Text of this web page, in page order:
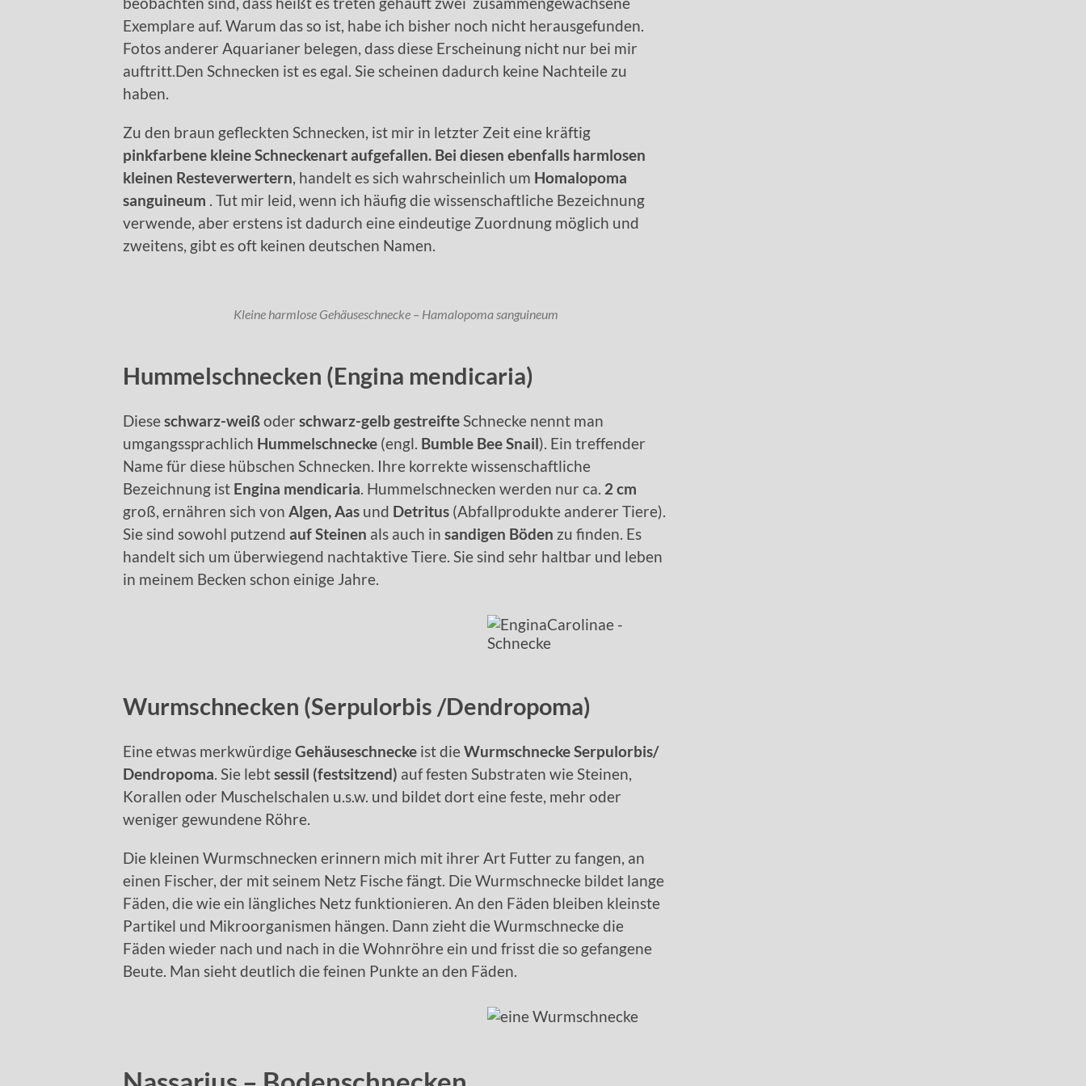
Exemplare auf. Warum das so ist, habe ich bisher noch nicht herausgefunden.
Fotos anderer Aquarianer belegen, dass diese Erscheinung nicht nur bei mir
auftritt.Den Schnecken ist es egal. Sie scheinen dadurch keine Nachteile zu
haben.
Zu den braun gefleckten Schnecken, ist mir in letzter Zeit eine kräftig
pinkfarbene kleine Schneckenart aufgefallen. Bei diesen ebenfalls harmlosen
kleinen Resteverwertern, handelt es sich wahrscheinlich um Homalopoma
sanguineum . Tut mir leid, wenn ich häufig die wissenschaftliche Bezeichnung
verwende, aber erstens ist dadurch eine eindeutige Zuordnung möglich und
zweitens, gibt es oft keinen deutschen Namen.
Kleine harmlose Gehäuseschnecke – Hamalopoma sanguineum
Hummelschnecken (Engina mendicaria)
Dieseschwarz-weißoder schwarz-gelb gestreifteSchnecke nennt man
umgangssprachlich Hummelschnecke (engl. Bumble Bee Snail). Ein treffender
Name für diese hübschen Schnecken. Ihre korrekte wissenschaftliche
Bezeichnung ist Engina mendicaria. Hummelschnecken werden nur ca. 2 cm
groß, ernähren sich von Algen, Aas und Detritus (Abfallprodukte anderer Tiere).
Sie sind sowohl putzend auf Steinen als auch in sandigen Böden zu finden. Es
handelt sich um überwiegend nachtaktive Tiere. Sie sind sehr haltbar und leben
in meinem Becken schon einige Jahre.
Wurmschnecken (Serpulorbis /Dendropoma)
Eine etwas merkwürdigeGehäuseschnecke ist dieWurmschneckeSerpulorbis/
Dendropoma. Sie lebtsessil (festsitzend) auf festen Substraten wie Steinen,
Korallen oder Muschelschalen u.s.w. und bildet dort eine feste, mehr oder
weniger gewundene Röhre.
Die kleinen Wurmschnecken erinnern mich mit ihrer Art Futter zu fangen, an
einen Fischer, der mit seinem Netz Fische fängt. Die Wurmschnecke bildet lange
Fäden, die wie ein längliches Netz funktionieren. An den Fäden bleiben kleinste
Partikel und Mikroorganismen hängen. Dann zieht die Wurmschnecke die
Fäden wieder nach und nach in die Wohnröhre ein und frisst die so gefangene
Beute. Man sieht deutlich die feinen Punkte an den Fäden.